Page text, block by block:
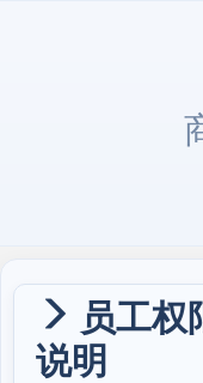
员工权
说明